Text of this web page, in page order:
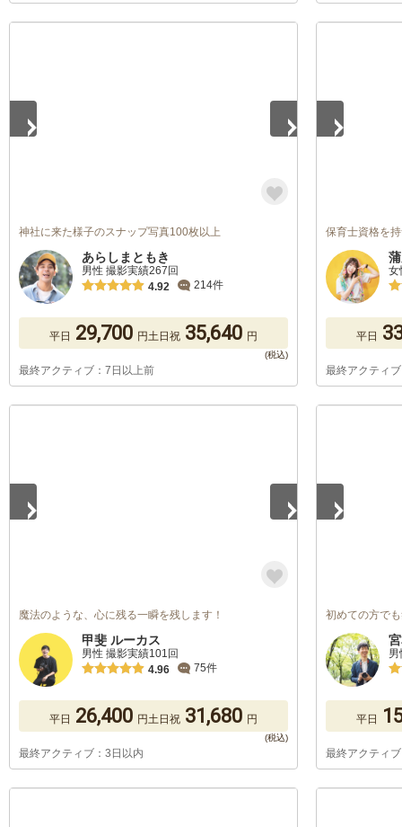
神社に来た様子のスナップ写真100枚以上
あらしまともき
男性 撮影実績267回
4.92
214件
平日 29,700 円土日祝 35,640 円
最終アクティブ：7日以上前
保育士資格を
女
平日
最終アクティ
魔法のような、心に残る一瞬を残します！
甲斐 ルーカス
男性 撮影実績101回
4.96
75件
平日 26,400 円土日祝 31,680 円
最終アクティブ：3日以内
初めての方で
平日
最終アクティ